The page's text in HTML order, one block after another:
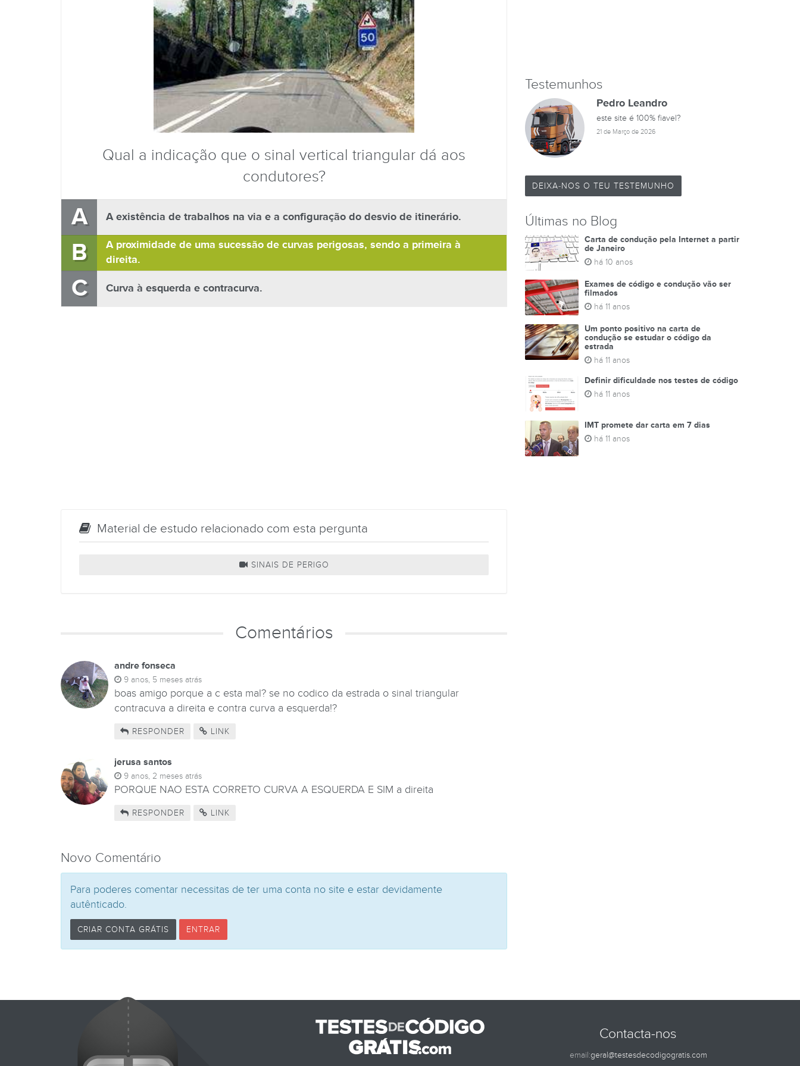
Qual a indicação que o sinal vertical triangular dá aos
condutores?
A A existência de trabalhos na via e a configuração do desvio de itinerário.
B
A proximidade de uma sucessão de curvas perigosas, sendo a primeira à
direita.
C Curva à esquerda e contracurva.
Material de estudo relacionado com esta pergunta
SINAIS DE PERIGO
Comentários
andre fonseca
9 anos, 5 meses atrás
boas amigo porque a c esta mal? se no codico da estrada o sinal triangular
contracuva a direita e contra curva a esquerda!?
RESPONDER LINK
jerusa santos
9 anos, 2 meses atrás
PORQUE NAO ESTA CORRETO CURVA A ESQUERDA E SIM a direita
RESPONDER LINK
Novo Comentário
Para poderes comentar necessitas de ter uma conta no site e estar devidamente
autênticado.
CRIAR CONTA GRÁTIS ENTRAR
Testemunhos
Pedro Leandro
este site é 100% fiavel?
21 de Março de 2026
DEIXA-NOS O TEU TESTEMUNHO
Últimas no Blog
Carta de condução pela Internet a partir
de Janeiro
há 10 anos
Exames de código e condução vão ser
filmados
há 11 anos
Um ponto positivo na carta de
condução se estudar o código da
estrada
há 11 anos
Definir dificuldade nos testes de código
há 11 anos
IMT promete dar carta em 7 dias
há 11 anos
Contacta-nos
email:geral@testesdecodigogratis.com